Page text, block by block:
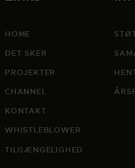
HOME
DET SKER
PROJEKTER
CHANNEL
KONTAKT
WHISTLEBLOWER
TILGÆNGELIGHED